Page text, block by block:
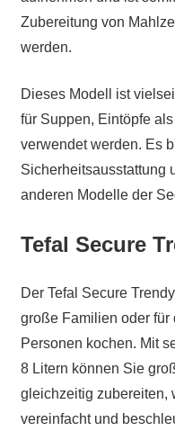
Zubereitung von
werden.
Dieses Modell ist
für Suppen, Eintöpfe
verwendet werden. Es
Sicherheitsausstattung
anderen Modelle der
Tefal Secure
Der Tefal Secure
große Familien oder für
Personen kochen. Mit
8 Litern können Sie
gleichzeitig zubereiten,
vereinfacht und